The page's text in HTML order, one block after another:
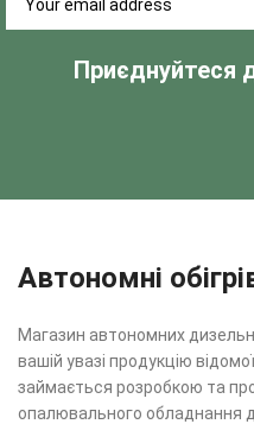
Приєднуйтеся
Автономні
Магазин автономних
вашій увазі продукцію
займається розробкою та
опалювального обладнання